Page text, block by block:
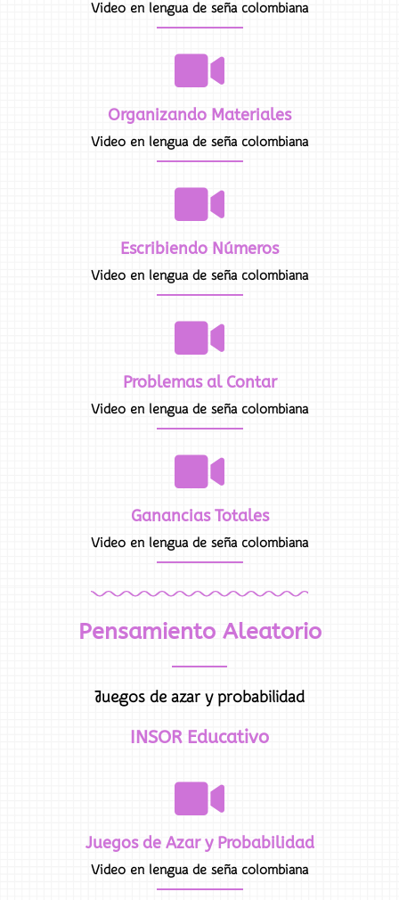
Video en lengua de seña colombiana
Organizando Materiales
Video en lengua de seña colombiana
Escribiendo Números
Video en lengua de seña colombiana
Problemas al Contar
Video en lengua de seña colombiana
Ganancias Totales
Video en lengua de seña colombiana
Pensamiento Aleatorio
Juegos de azar y probabilidad
INSOR Educativo
Juegos de Azar y Probabilidad
Video en lengua de seña colombiana